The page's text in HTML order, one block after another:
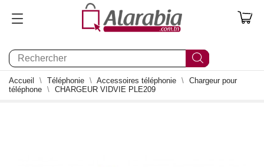
0
Accueil Téléphonie Accessoires téléphonie
Chargeur pour
téléphone
CHARGEUR VIDVIE PLE209